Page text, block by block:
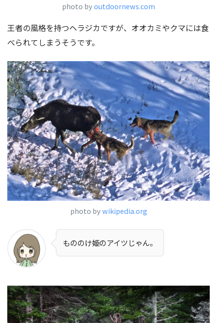
photo byoutdoornews.com
王者の風格を持つヘラジカですが、オオカミやクマには食
べられてしまうそうです。
photo bywikipedia.org
もののけ姫のアイツじゃん。